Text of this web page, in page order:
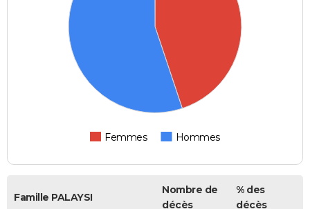
Femmes Hommes
Famille PALAYSI
Nombre de
décès
% des
décès